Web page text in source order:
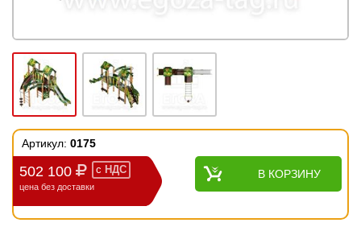
Артикул: 0175
502 100 с НДС
цена без доставки
В КОРЗИНУ